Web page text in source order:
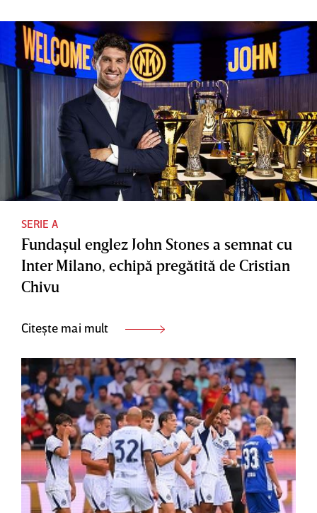
SERIE A
Fundaşul englez John Stones a semnat cu
Inter Milano, echipă pregătită de Cristian
Chivu
Citește mai mult